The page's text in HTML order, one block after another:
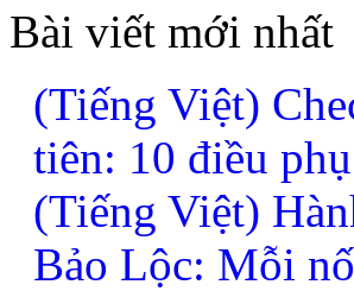
Bài viết mới nhất
(Tiếng Việt)
tiên: 10 điều
(Tiếng Việt)
Bảo Lộc: Mỗi